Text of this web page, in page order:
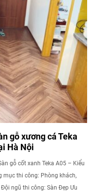
gỗ xương cá Teka
Hà Nội
gỗ cốt xanh Teka A05 – Kiểu
mục thi công: Phòng khách,
ngũ thi công: Sàn Đẹp Ưu